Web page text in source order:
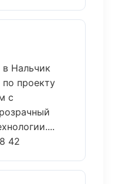
Нальчик
проекту
с
42